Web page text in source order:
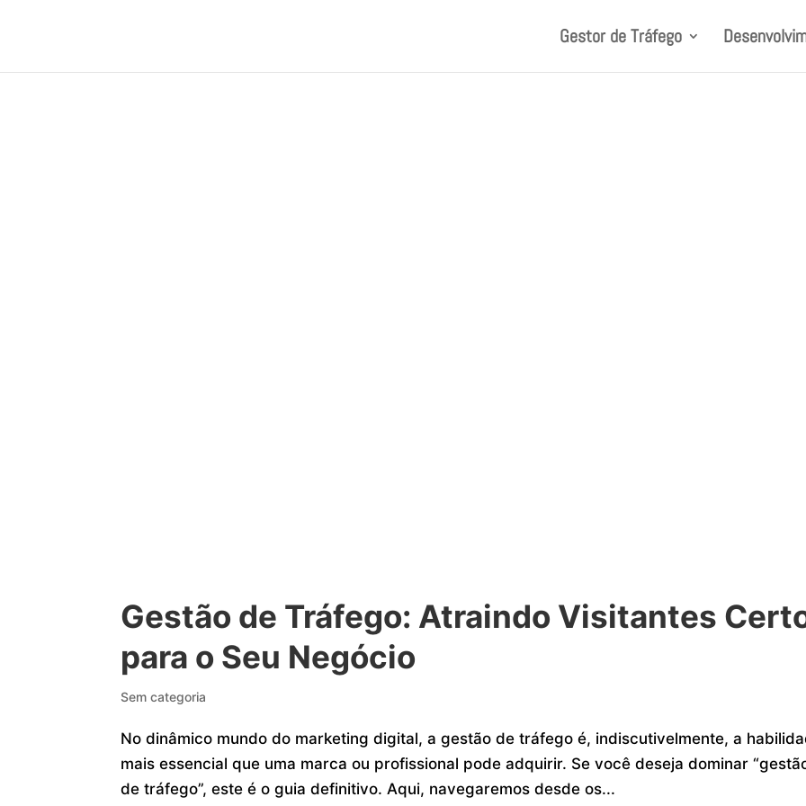
Gestor de Tráfego
Gestão de Tráfego: Atraindo Visitantes
para o Seu Negócio
Sem categoria
No dinâmico mundo do marketing digital, a gestão de tráfego é, indiscutivelmente, a
mais essencial que uma marca ou profissional pode adquirir. Se você deseja dominar
de tráfego”, este é o guia definitivo. Aqui, navegaremos desde os...